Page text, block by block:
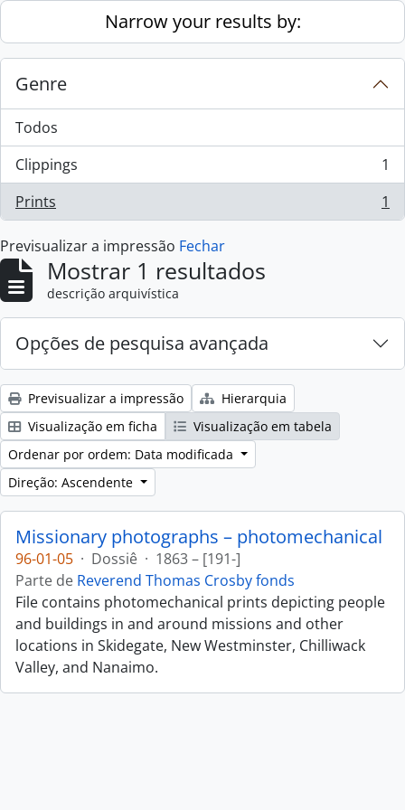
Skip to main contentNarrow your results by:
Genre
Todos
Clippings
, 1 resultados
1
Prints
, 1 resultados 1
Previsualizar a impressão Fechar
Mostrar 1 resultados
descrição arquivística
Opções de pesquisa avançada
Previsualizar a impressão
Hierarquia
Visualização em ficha
Visualização em tabela
Ordenar por ordem: Data modificada
Direção: Ascendente
Missionary photographs – photomechanical
96-01-05 · Dossiê · 1863 – [191-]
Parte de Reverend Thomas Crosby fonds
File contains photomechanical prints depicting people
and buildings in and around missions and other
locations in Skidegate, New Westminster, Chilliwack
Valley, and Nanaimo.